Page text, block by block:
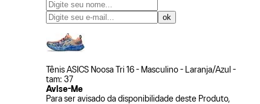
Tênis ASICS Noosa Tri 16 - Masculino - Laranja/Azul -
tam: 37
Avise-Me
Para ser avisado da disponibilidade deste Produto,